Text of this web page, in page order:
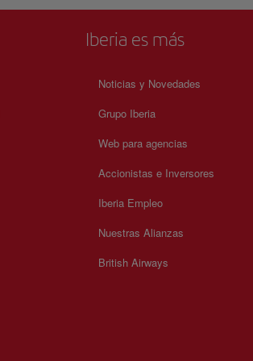
Iberia es más
Noticias y Novedades
Grupo Iberia
Web para agencias
Accionistas e Inversores
Iberia Empleo
Nuestras Alianzas
British Airways